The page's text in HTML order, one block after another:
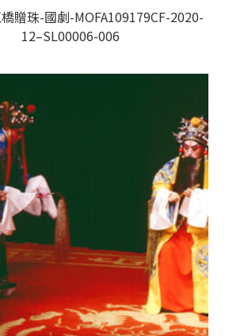
贈珠-國劇-MOFA109179CF-2020-
12–SL00006-006